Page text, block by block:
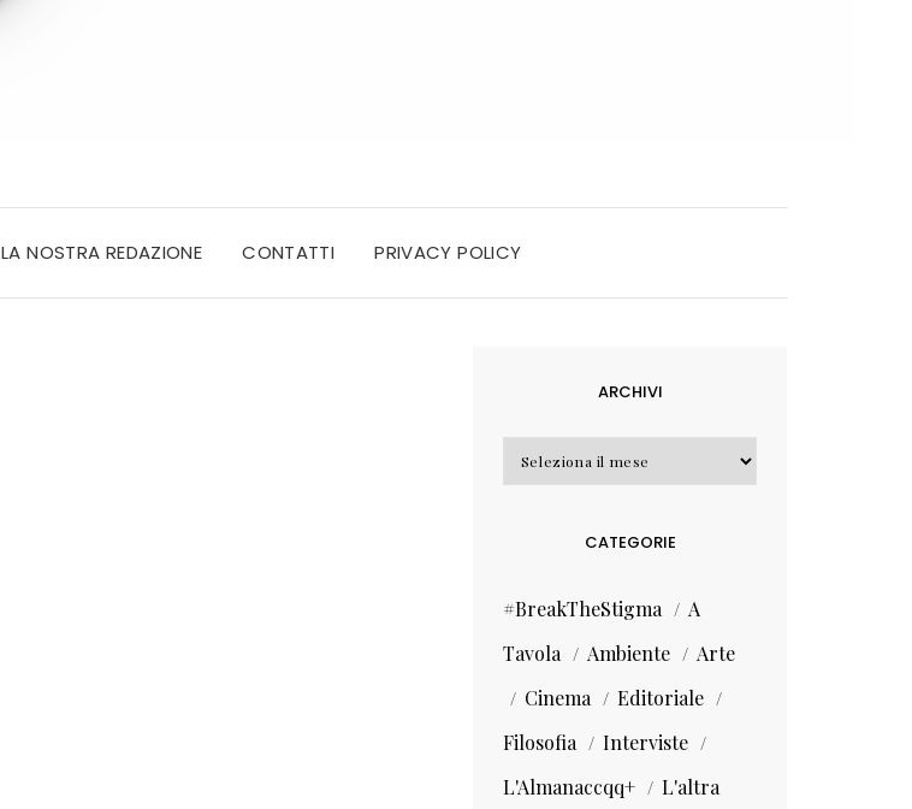
LA NOSTRA REDAZIONE CONTATTI PRIVACY POLICY
ARCHIVI
Archivi
CATEGORIE
#BreakTheStigma
A
Tavola
Ambiente
Arte
Cinema
Editoriale
Filosofia
Interviste
L'Almanaccqq+
L'altra